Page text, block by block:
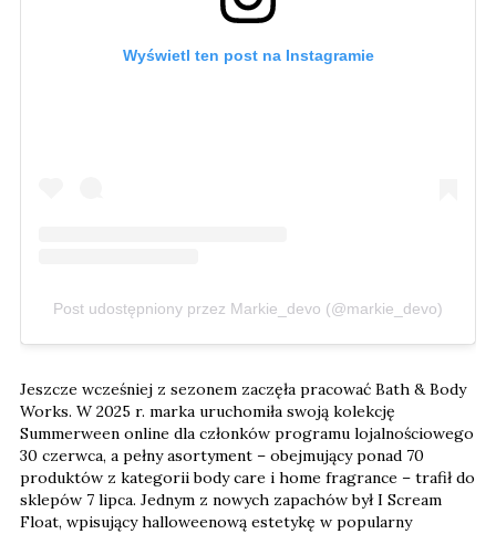
Wyświetl ten post na Instagramie
Post udostępniony przez Markie_devo (@markie_devo)
Jeszcze wcześniej z sezonem zaczęła pracować Bath & Body
Works. W 2025 r. marka uruchomiła swoją kolekcję
Summerween online dla członków programu lojalnościowego
30 czerwca, a pełny asortyment – obejmujący ponad 70
produktów z kategorii body care i home fragrance – trafił do
sklepów 7 lipca. Jednym z nowych zapachów był I Scream
Float, wpisujący halloweenową estetykę w popularny